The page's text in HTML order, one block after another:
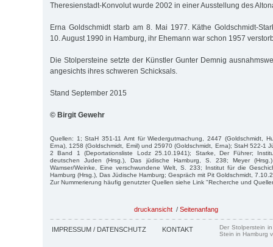
Theresienstadt-Konvolut wurde 2002 in einer Ausstellung des
Erna Goldschmidt starb am 8. Mai 1977. Käthe Goldschmidt-
10. August 1990 in Hamburg, ihr Ehemann war schon 1957
Die Stolpersteine setzte der Künstler Gunter Demnig
angesichts ihres schweren Schicksals.
Stand September 2015
© Birgit Gewehr
Quellen: 1; StaH 351-11 Amt für Wiedergutmachung, 2447 (Goldschmidt,
Erna), 1258 (Goldschmidt, Emil) und 25970 (Goldschmidt, Erna); StaH 522-1
2 Band 1 (Deportationsliste Lodz 25.10.1941); Starke, Der Führer;
deutschen Juden (Hrsg.), Das jüdische Hamburg, S. 238; Meyer
Wamser/Weinke, Eine verschwundene Welt, S. 233; Institut für die
Hamburg (Hrsg.), Das Jüdische Hamburg; Gespräch mit Pit Goldschmidt,
Zur Nummerierung häufig genutzter Quellen siehe Link "Recherche und
druckansicht / Seitenanfang
IMPRESSUM / DATENSCHUTZ KONTAKT
Der Stolperstein
Stein in Hamburg